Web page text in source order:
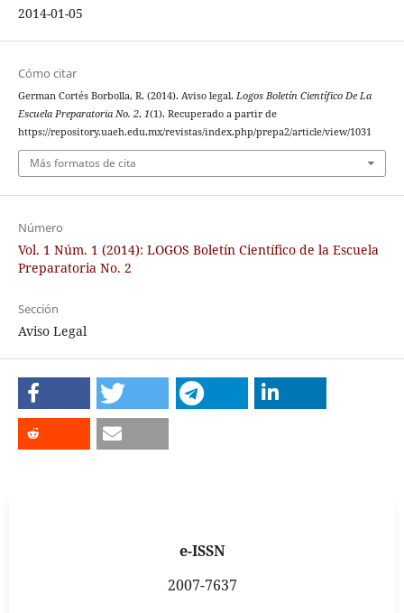
2014-01-05
Cómo citar
German Cortés Borbolla, R. (2014). Aviso legal. Logos Boletín Científico De La
Escuela Preparatoria No. 2, 1(1). Recuperado a partir de
https://repository.uaeh.edu.mx/revistas/index.php/prepa2/article/view/1031
Más formatos de cita
Número
Vol. 1 Núm. 1 (2014): LOGOS Boletín Científico de la Escuela
Preparatoria No. 2
Sección
Aviso Legal
e-ISSN
2007-7637